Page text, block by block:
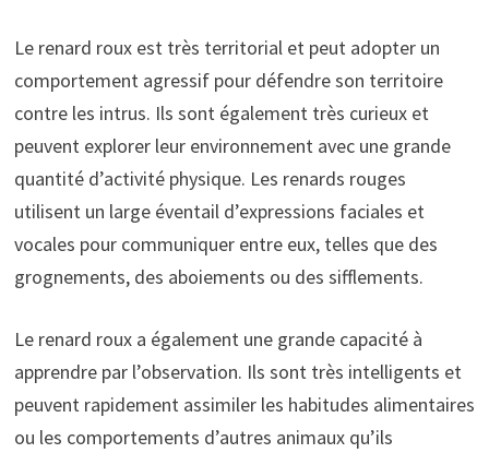
Le renard roux est très territorial et peut adopter un
comportement agressif pour défendre son territoire
contre les intrus. Ils sont également très curieux et
peuvent explorer leur environnement avec une grande
quantité d’activité physique. Les renards rouges
utilisent un large éventail d’expressions faciales et
vocales pour communiquer entre eux, telles que des
grognements, des aboiements ou des sifflements.
Le renard roux a également une grande capacité à
apprendre par l’observation. Ils sont très intelligents et
peuvent rapidement assimiler les habitudes alimentaires
ou les comportements d’autres animaux qu’ils